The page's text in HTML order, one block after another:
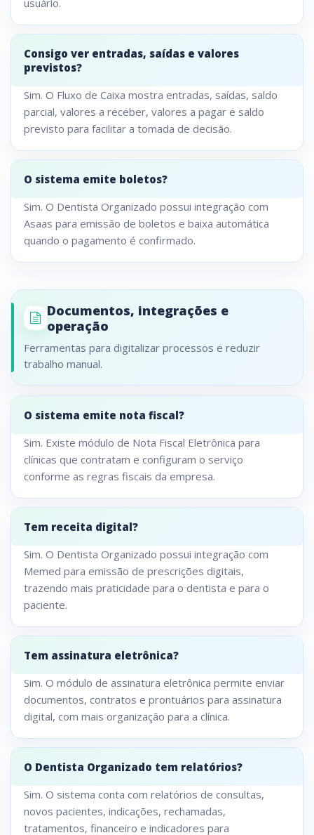
usuário.
Consigo ver entradas, saídas e valores
previstos?
Sim. O Fluxo de Caixa mostra entradas, saídas, saldo
parcial, valores a receber, valores a pagar e saldo
previsto para facilitar a tomada de decisão.
O sistema emite boletos?
Sim. O Dentista Organizado possui integração com
Asaas para emissão de boletos e baixa automática
quando o pagamento é confirmado.
Documentos, integrações e
operação
Ferramentas para digitalizar processos e reduzir
trabalho manual.
O sistema emite nota fiscal?
Sim. Existe módulo de Nota Fiscal Eletrônica para
clínicas que contratam e configuram o serviço
conforme as regras fiscais da empresa.
Tem receita digital?
Sim. O Dentista Organizado possui integração com
Memed para emissão de prescrições digitais,
trazendo mais praticidade para o dentista e para o
paciente.
Tem assinatura eletrônica?
Sim. O módulo de assinatura eletrônica permite enviar
documentos, contratos e prontuários para assinatura
digital, com mais organização para a clínica.
O Dentista Organizado tem relatórios?
Sim. O sistema conta com relatórios de consultas,
novos pacientes, indicações, rechamadas,
tratamentos, financeiro e indicadores para